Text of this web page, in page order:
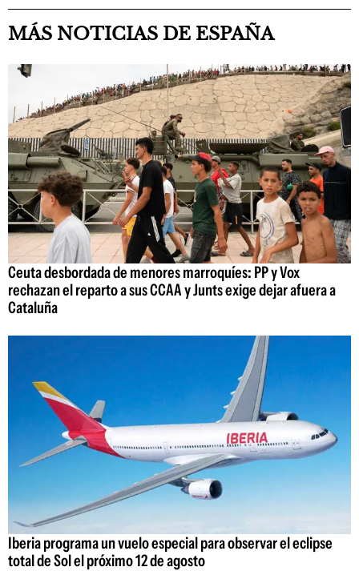
MÁS NOTICIAS DE ESPAÑA
Ceuta desbordada de menores marroquíes: PP y Vox
rechazan el reparto a sus CCAA y Junts exige dejar afuera a
Cataluña
Iberia programa un vuelo especial para observar el eclipse
total de Sol el próximo 12 de agosto